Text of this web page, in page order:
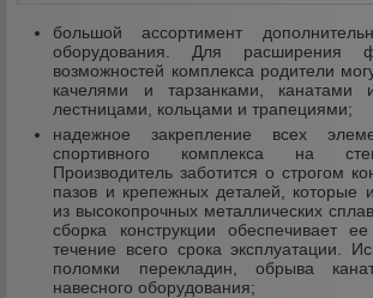
большой ассортимент
оборудования. Для расширения
возможностей комплекса родители
качелями и тарзанками, канатами
лестницами, кольцами и трапециями;
надежное закрепление всех
спортивного комплекса на
Производитель заботится о строгом
пазов и крепежных деталей, которые
из высокопрочных металлических
сборка конструкции обеспечивает
течение всего срока эксплуатации.
поломки перекладин, обрыва
навесного оборудования;